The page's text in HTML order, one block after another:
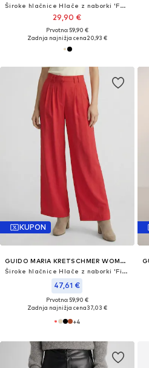
Široke hlačnice Hlače z naborki 'Farina'
29,90 €
Prvotno: 59,90 €
Zadnja najnižja cena20,93 €
KUPON
GUIDO MARIA KRETSCHMER WOMEN
Široke hlačnice Hlače z naborki 'Finja'
47,61 €
Prvotno: 59,90 €
Zadnja najnižja cena37,03 €
+4